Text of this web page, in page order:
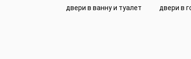
двери в ванну и туалет двери в